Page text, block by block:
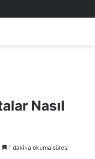
Nasıl
1 dakika okuma süresi